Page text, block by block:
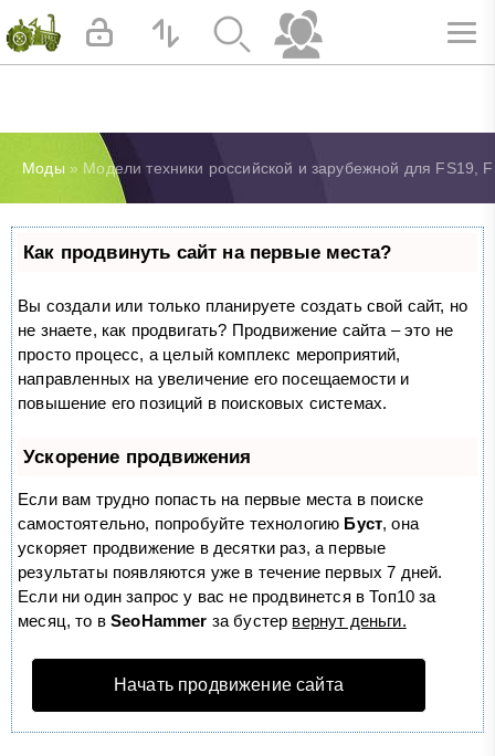
Моды » Модели техники российской и зарубежной для FS19,
Как продвинуть сайт на первые места?
Вы создали или только планируете создать свой сайт, но
не знаете, как продвигать? Продвижение сайта – это не
просто процесс, а целый комплекс мероприятий,
направленных на увеличение его посещаемости и
повышение его позиций в поисковых системах.
Ускорение продвижения
Если вам трудно попасть на первые места в поиске
самостоятельно, попробуйте технологию Буст, она
ускоряет продвижение в десятки раз, а первые
результаты появляются уже в течение первых 7 дней.
Если ни один запрос у вас не продвинется в Топ10 за
месяц, то вSeoHammer за бустер вернут деньги.
Начать продвижение сайта